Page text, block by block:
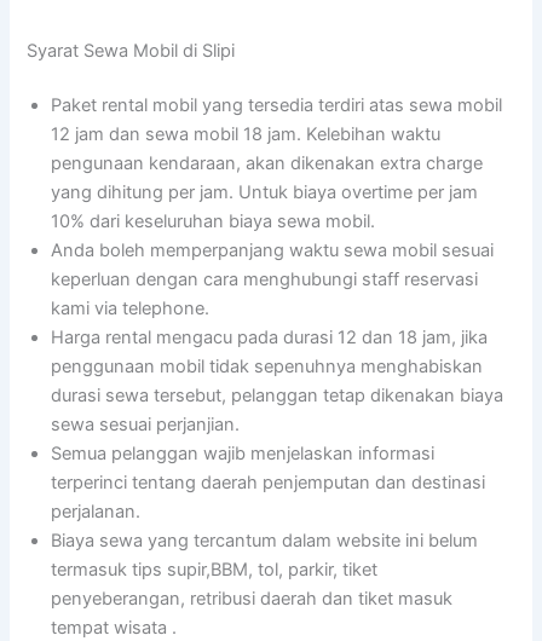
Syarat Sewa Mobil di Slipi
Paket rental mobil yang tersedia terdiri atas sewa mobil
12 jam dan sewa mobil 18 jam. Kelebihan waktu
pengunaan kendaraan, akan dikenakan extra charge
yang dihitung per jam. Untuk biaya overtime per jam
10% dari keseluruhan biaya sewa mobil.
Anda boleh memperpanjang waktu sewa mobil sesuai
keperluan dengan cara menghubungi staff reservasi
kami via telephone.
Harga rental mengacu pada durasi 12 dan 18 jam, jika
penggunaan mobil tidak sepenuhnya menghabiskan
durasi sewa tersebut, pelanggan tetap dikenakan biaya
sewa sesuai perjanjian.
Semua pelanggan wajib menjelaskan informasi
terperinci tentang daerah penjemputan dan destinasi
perjalanan.
Biaya sewa yang tercantum dalam website ini belum
termasuk tips supir,BBM, tol, parkir, tiket
penyeberangan, retribusi daerah dan tiket masuk
tempat wisata .